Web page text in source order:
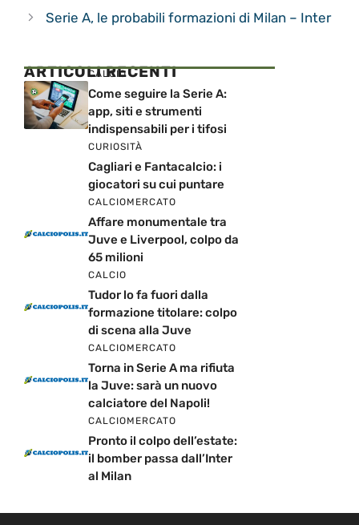
Serie A, le probabili formazioni di Milan – Inter
ARTICOLI RECENTI
CALCIO
Come seguire la Serie A:
app, siti e strumenti
indispensabili per i tifosi
CURIOSITÀ
Cagliari e Fantacalcio: i
giocatori su cui puntare
CALCIOMERCATO
Affare monumentale tra
Juve e Liverpool, colpo da
65 milioni
CALCIO
Tudor lo fa fuori dalla
formazione titolare: colpo
di scena alla Juve
CALCIOMERCATO
Torna in Serie A ma rifiuta
la Juve: sarà un nuovo
calciatore del Napoli!
CALCIOMERCATO
Pronto il colpo dell’estate:
il bomber passa dall’Inter
al Milan